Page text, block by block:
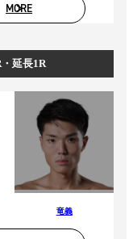
MORE
延長1R
竜義